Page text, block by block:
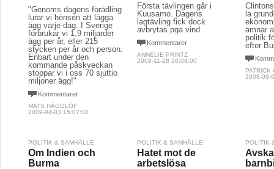
"Genoms dagens förädling
lurar vi hönsen att lägga
ägg varje dag. I Sverige
förbrukar vi 1,9 miljarder
ägg per år, eller 215
stycken per år och person.
Enbart under den
kommande påskveckan
stoppar vi i oss 70 sjuttio
miljoner ägg!"
Kommentarer
MATS HÄGGLÖF
2009-04-03 15:07:00
Första tävlingen går i
Kuusamo. Dagens
lagtävling fick dock
avbrytas pga vind.
Kommentarer
ANNELIE PRINTZ
2008-11-28 20:09:00
la
ämnar
politik
efter
PATRICK
2008-09-
POLITIK & SAMHÄLLE
Om Indien och
Burma
POLITIK & SAMHÄLLE
Hatet mot de
arbetslösa
POLITIK